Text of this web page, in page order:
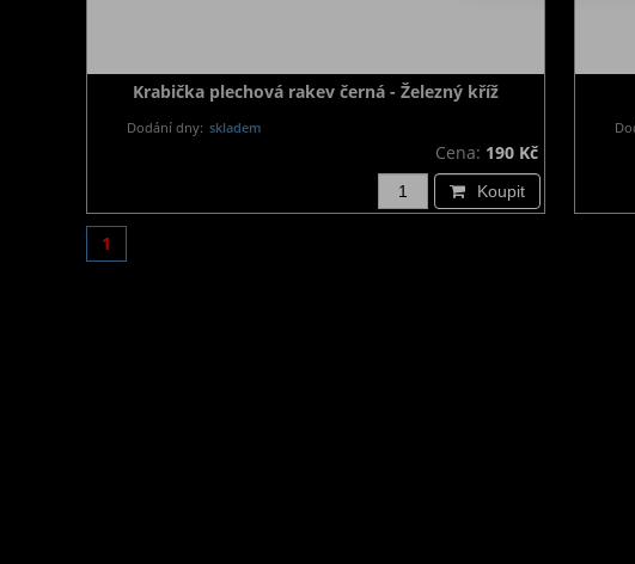
Krabička plechová rakev černá - Železný kříž
Dodání dny: skladem
Cena: 190 Kč
Koupit
1